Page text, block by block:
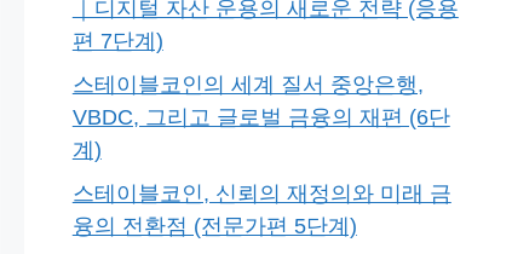
｜디지털 자산 운용의 새로운 전략 (응용
편 7단계)
스테이블코인의 세계 질서 중앙은행,
VBDC, 그리고 글로벌 금융의 재편 (6단
계)
스테이블코인, 신뢰의 재정의와 미래 금
융의 전환점 (전문가편 5단계)